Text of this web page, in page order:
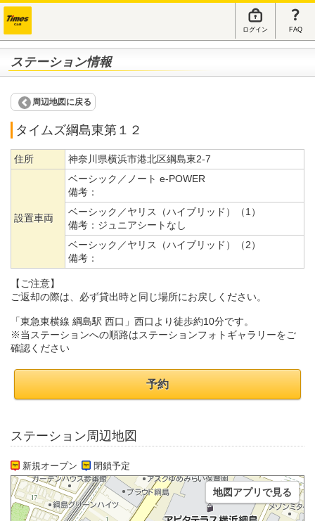
ログイン FAQ
ステーション情報
周辺地図に戻る
タイムズ綱島東第１２
住所 神奈川県横浜市港北区綱島東2-7
設置車両
ベーシック／ノート e-POWER
備考：
ベーシック／ヤリス（ハイブリッド）（1）
備考： ジュニアシートなし
ベーシック／ヤリス（ハイブリッド）（2）
備考：
【ご注意】
ご返却の際は、必ず貸出時と同じ場所にお戻しください。
「東急東横線 綱島駅 西口」西口より徒歩約10分です。
※当ステーションへの順路はステーションフォトギャラリーをご
確認ください
予約
ステーション周辺地図
新規オープン 閉鎖予定
地図アプリで見る